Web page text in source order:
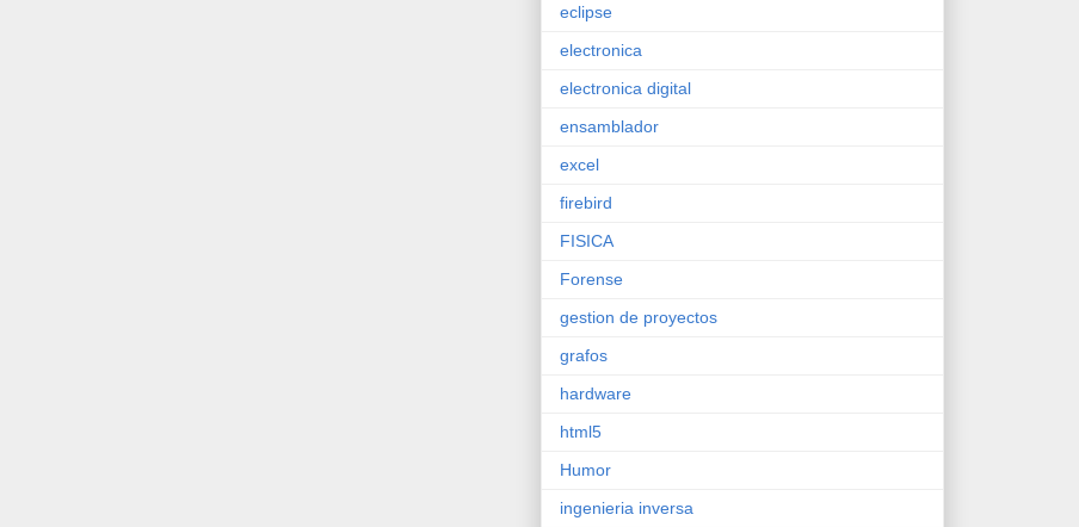
eclipse
electronica
electronica digital
ensamblador
excel
firebird
FISICA
Forense
gestion de proyectos
grafos
hardware
html5
Humor
ingenieria inversa